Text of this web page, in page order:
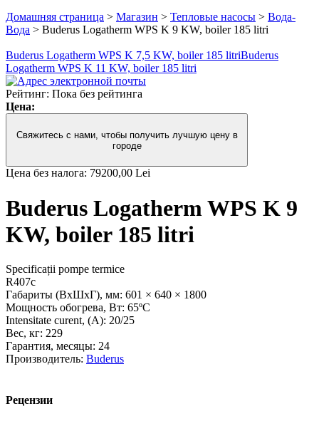
Домашняя страница > Магазин > Тепловые насосы > Вода-
Вода > Buderus Logatherm WPS K 9 KW, boiler 185 litri
Buderus Logatherm WPS K 7,5 KW, boiler 185 litriBuderus
Logatherm WPS K 11 KW, boiler 185 litri
Рейтинг: Пока без рейтинга
Цена:
Свяжитесь с нами, чтобы получить лучшую цену в
городе
Цена без налога: 79200,00 Lei
Buderus Logatherm WPS K 9
KW, boiler 185 litri
Specificații pompe termice
R407c
Габариты (ВxШxГ), мм: 601 × 640 × 1800
Мощность обогрева, Вт: 65ºC
Intensitate curent, (A): 20/25
Вес, кг: 229
Гарантия, месяцы: 24
Производитель: Buderus
Рецензии